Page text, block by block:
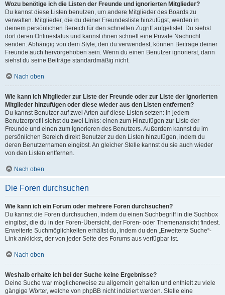
Wozu benötige ich die Listen der Freunde und ignorierten Mitglieder?
Du kannst diese Listen benutzen, um andere Mitglieder des Boards zu
verwalten. Mitglieder, die du deiner Freundesliste hinzufügst, werden in
deinem persönlichen Bereich für den schnellen Zugriff aufgelistet. Du siehst
dort deren Onlinestatus und kannst ihnen schnell eine Private Nachricht
senden. Abhängig von dem Style, den du verwendest, können Beiträge deiner
Freunde auch hervorgehoben sein. Wenn du einen Benutzer ignorierst, dann
siehst du seine Beiträge standardmäßig nicht.
Nach oben
Wie kann ich Mitglieder zur Liste der Freunde oder zur Liste der ignorierten
Mitglieder hinzufügen oder diese wieder aus den Listen entfernen?
Du kannst Benutzer auf zwei Arten auf diese Listen setzen: In jedem
Benutzerprofil siehst du zwei Links: einen zum Hinzufügen zur Liste der
Freunde und einen zum Ignorieren des Benutzers. Außerdem kannst du im
persönlichen Bereich direkt Benutzer zu den Listen hinzufügen, indem du
deren Benutzernamen eingibst. An gleicher Stelle kannst du sie auch wieder
von den Listen entfernen.
Nach oben
Die Foren durchsuchen
Wie kann ich ein Forum oder mehrere Foren durchsuchen?
Du kannst die Foren durchsuchen, indem du einen Suchbegriff in die Suchbox
eingibst, die du in der Foren-Übersicht, der Foren- oder Themenansicht findest.
Erweiterte Suchmöglichkeiten erhältst du, indem du den „Erweiterte Suche“-
Link anklickst, der von jeder Seite des Forums aus verfügbar ist.
Nach oben
Weshalb erhalte ich bei der Suche keine Ergebnisse?
Deine Suche war möglicherweise zu allgemein gehalten und enthielt zu viele
gängige Wörter, welche von phpBB nicht indiziert werden. Stelle eine